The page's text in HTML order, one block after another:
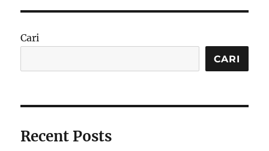
Cari
CARI
Recent Posts